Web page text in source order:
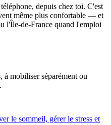
depuis chez toi. C'est
même plus confortable — et
l'Île-de-France quand l'emploi
à mobiliser séparément ou
le sommeil, gérer le stress et